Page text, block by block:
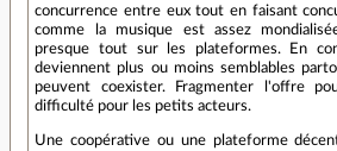
concurrence entre eux tout en faisant
comme la musique est assez
presque tout sur les plateformes. En
deviennent plus ou moins semblables
peuvent coexister. Fragmenter l'offre
difficulté pour les petits acteurs.
Une coopérative ou une plateforme